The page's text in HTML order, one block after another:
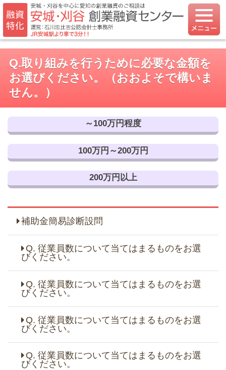
Q.取り組みを行うために必要な金額を
お選びください。（おおよそで構いま
せん。）
～100万円程度
100万円～200万円
200万円以上
補助金簡易診断設問
Q. 従業員数について当てはまるものをお選
びください。
Q. 従業員数について当てはまるものをお選
びください。
Q. 従業員数について当てはまるものをお選
びください。
Q. 従業員数について当てはまるものをお選
びください。